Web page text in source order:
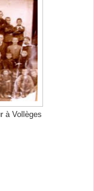
à Vollèges